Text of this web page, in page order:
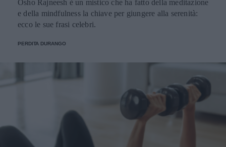
Osho Rajneesh è un mistico che ha fatto della meditazione
e della mindfulness la chiave per giungere alla serenità:
ecco le sue frasi celebri.
PERDITA DURANGO